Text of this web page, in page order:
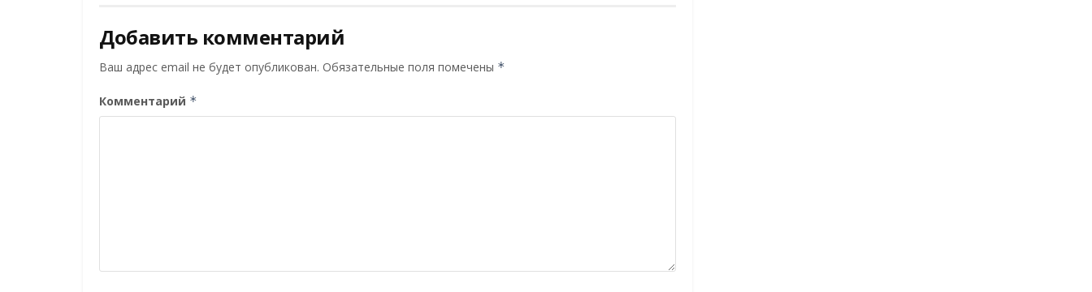
Добавить комментарий
Ваш адрес email не будет опубликован. Обязательные поля помечены *
Комментарий *